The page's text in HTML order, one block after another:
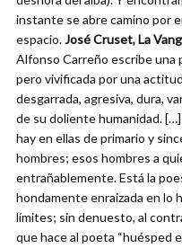
instante se abre camino por
espacio.José Cruset, La
Alfonso Carreño escribe una
pero vivificada por una
desgarrada, agresiva, dura,
de su doliente humanidad.
hay en ellas de primario y
hombres; esos hombres a
entrañablemente. Está la
hondamente enraizada en lo
límites; sin denuesto, al
que hace al poeta “huésped